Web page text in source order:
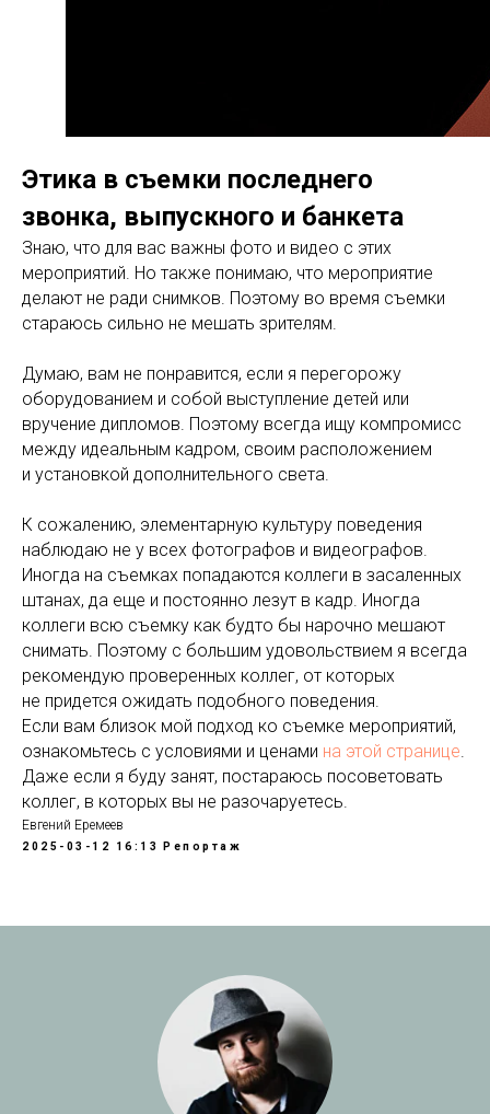
Этика в съемки последнего
звонка, выпускного и банкета
Знаю, что для вас важны фото и видео с этих
мероприятий. Но также понимаю, что мероприятие
делают не ради снимков. Поэтому во время съемки
стараюсь сильно не мешать зрителям.
Думаю, вам не понравится, если я перегорожу
оборудованием и собой выступление детей или
вручение дипломов. Поэтому всегда ищу компромисс
между идеальным кадром, своим расположением
и установкой дополнительного света.
К сожалению, элементарную культуру поведения
наблюдаю не у всех фотографов и видеографов.
Иногда на съемках попадаются коллеги в засаленных
штанах, да еще и постоянно лезут в кадр. Иногда
коллеги всю съемку как будто бы нарочно мешают
снимать. Поэтому с большим удовольствием я всегда
рекомендую проверенных коллег, от которых
не придется ожидать подобного поведения.
Если вам близок мой подход ко съемке мероприятий,
ознакомьтесь с условиями и ценами на этой странице.
Даже если я буду занят, постараюсь посоветовать
коллег, в которых вы не разочаруетесь.
Евгений Еремеев
2025-03-12 16:13 Репортаж